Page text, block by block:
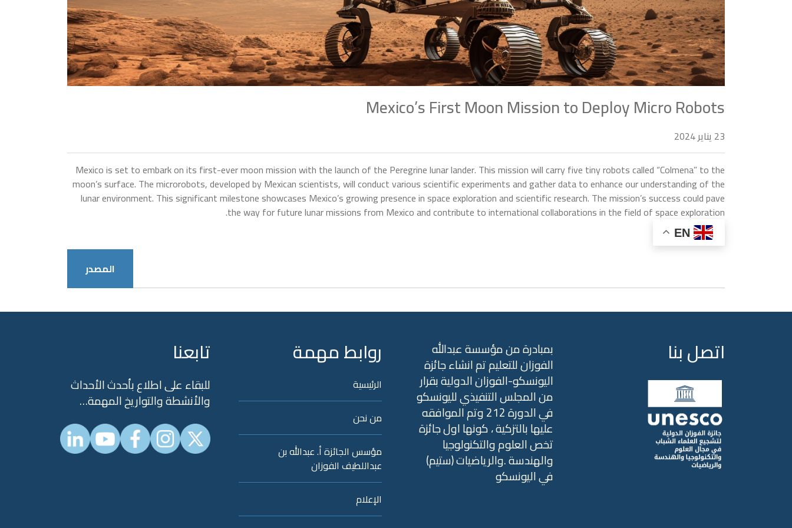
Mexico’s First Moon Mission to Deploy Micro Robots
23 يناير 2024
Mexico is set to embark on its first-ever moon mission with the launch of the Peregrine lunar lander. This mission will carry five tiny robots called “Colmena” to the
moon’s surface. The microrobots, developed by Mexican scientists, will conduct various scientific experiments and gather data to enhance our understanding of the
lunar environment. This significant milestone showcases Mexico’s growing presence in space exploration and scientific research. The mission’s success could pave
the way for future lunar missions from Mexico and contribute to international collaborations in the field of space exploration.
EN
المصدر
اتصل بنا بمبادرة من مؤسسة عبدالله
الفوزان للتعليم تم انشاء جائزة
اليونسكو-الفوزان الدولية بقرار
من المجلس التنفيذي لليونسكو
في الدورة 212 وتم الموافقه
عليها بالتزكية ، كونها اول جائزة
تخص العلوم والتكنولوجيا
والهندسة .والرياضيات (ستيم)
في اليونسكو
روابط مهمة
الرئيسية
من نحن
مؤسس الجائزة أ. عبدالله بن
عبداللطيف الفوزان
الإعلام
تابعنا
للبقاء على اطلاع بأحدث الأحداث
والأنشطة والتواريخ المهمة…